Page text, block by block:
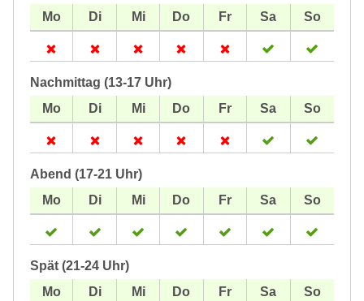
Nachmittag (13-17 Uhr)
Abend (17-21 Uhr)
Spät (21-24 Uhr)